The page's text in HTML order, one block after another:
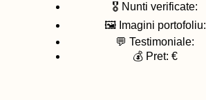
🎖️ Nunti verificate:
🖼️ Imagini portofoliu:
💬 Testimoniale:
💰 Pret: €